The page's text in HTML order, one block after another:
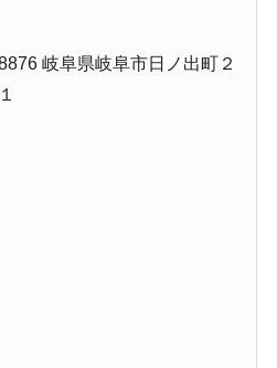
岐阜県岐阜市日ノ出町２